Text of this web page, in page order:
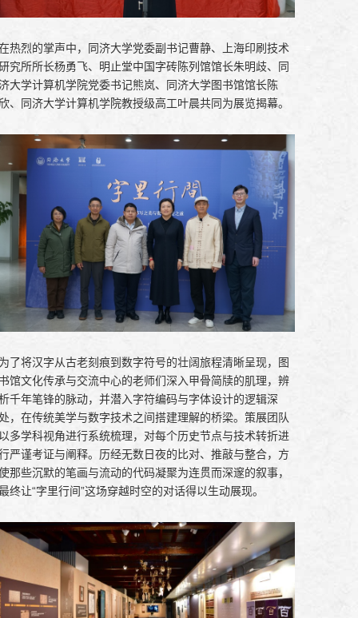
热烈的掌声中，同济大学党委副书记曹静、上海印刷技术
究所所长杨勇飞、明止堂中国字砖陈列馆馆长朱明歧、同
大学计算机学院党委书记熊岚、同济大学图书馆馆长陈
、同济大学计算机学院教授级高工叶晨共同为展览揭幕。
了将汉字从古老刻痕到数字符号的壮阔旅程清晰呈现，图
馆文化传承与交流中心的老师们深入甲骨简牍的肌理，辨
千年笔锋的脉动，并潜入字符编码与字体设计的逻辑深
，在传统美学与数字技术之间搭建理解的桥梁。策展团队
多学科视角进行系统梳理，对每个历史节点与技术转折进
严谨考证与阐释。历经无数日夜的比对、推敲与整合，方
那些沉默的笔画与流动的代码凝聚为连贯而深邃的叙事，
终让“字里行间”这场穿越时空的对话得以生动展现。